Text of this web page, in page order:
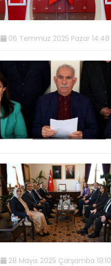
06 Temmuz 2025 Pazar 14:48
28 Mayıs 2025 Çarşamba 19:10